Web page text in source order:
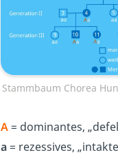
Stammbaum Chorea
A= dominantes,
a= rezessives,